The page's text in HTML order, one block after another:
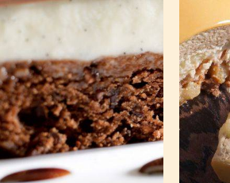
コ
レ
ー
ト
バ
バ
ロ
ア